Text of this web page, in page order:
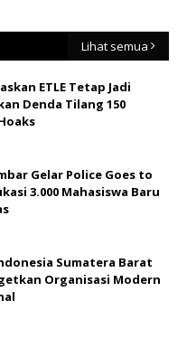
Lihat semua
ETLE Tetap Jadi
Denda Tilang 150
Gelar Police Goes to
3.000 Mahasiswa Baru
Sumatera Barat
Organisasi Modern